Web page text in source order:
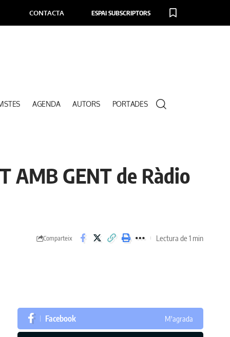
CONTACTA ESPAI SUBSCRIPTORS
AGENDA AUTORS PORTADES
AMB GENT de Ràdio
Comparteix Lectura de 1 min
Facebook M'agrada